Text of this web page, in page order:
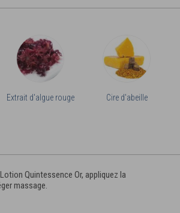
Extrait d'algue rouge Cire d'abeille
Quintessence Or, appliquez la
massage.